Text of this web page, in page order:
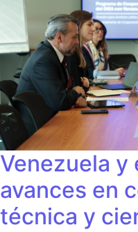
Venezuela y
avances en
técnica y